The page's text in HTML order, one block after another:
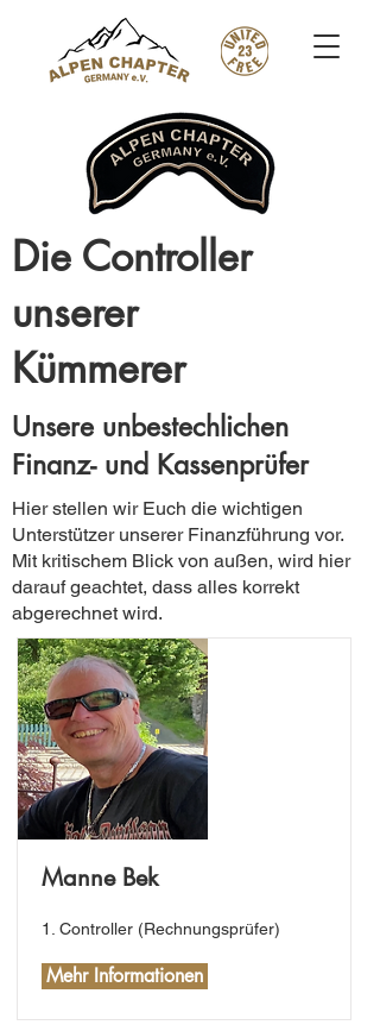
Die Controller
unserer
Kümmerer
Unsere unbestechlichen
Finanz- und Kassenprüfer
Hier stellen wir Euch die wichtigen
Unterstützer unserer Finanzführung vor.
Mit kritischem Blick von außen, wird hier
darauf geachtet, dass alles korrekt
abgerechnet wird.
Manne Bek
1. Controller (Rechnungsprüfer)
Mehr Informationen